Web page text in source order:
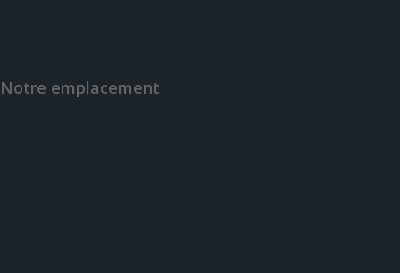
Notre emplacement